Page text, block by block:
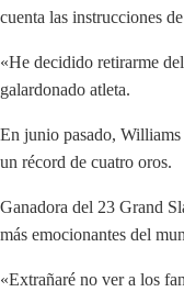
cuenta las instrucciones
«He decidido retirarme
galardonado atleta.
En junio pasado,
un récord de cuatro oros.
Ganadora del 23 Grand
más emocionantes del
«Extrañaré no ver a los